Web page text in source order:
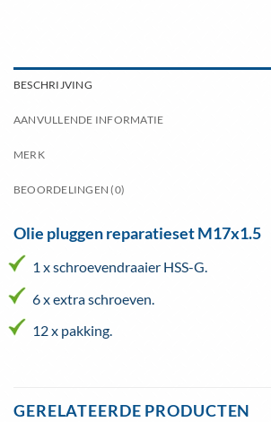
BESCHRIJVING
AANVULLENDE INFORMATIE
MERK
BEOORDELINGEN (0)
Olie pluggen reparatieset M17x1.5
1 x schroevendraaier HSS-G.
6 x extra schroeven.
12 x pakking.
GERELATEERDE PRODUCTEN